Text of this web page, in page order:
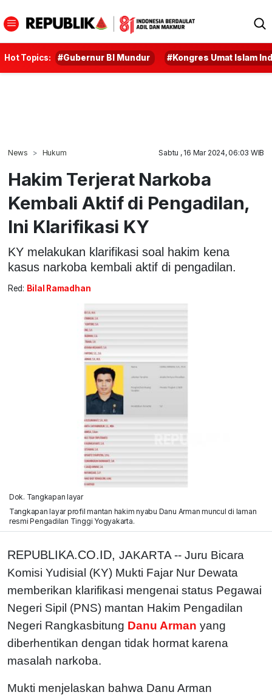
Hot Topics: #Gubernur BI Mundur #Kongres Umat Islam
News Hukum Sabtu , 16 Mar 2024, 06:03 WIB
Hakim Terjerat Narkoba
Kembali Aktif di Pengadilan,
Ini Klarifikasi KY
KY melakukan klarifikasi soal hakim kena
kasus narkoba kembali aktif di pengadilan.
Red: Bilal Ramadhan
Dok. Tangkapan layar
Tangkapan layar profil mantan hakim nyabu Danu Arman muncul di laman
resmi Pengadilan Tinggi Yogyakarta.
REPUBLIKA.CO.ID, JAKARTA -- Juru Bicara
Komisi Yudisial (KY) Mukti Fajar Nur Dewata
memberikan klarifikasi mengenai status Pegawai
Negeri Sipil (PNS) mantan Hakim Pengadilan
Negeri Rangkasbitung Danu Arman yang
diberhentikan dengan tidak hormat karena
masalah narkoba.
Mukti menjelaskan bahwa Danu Arman